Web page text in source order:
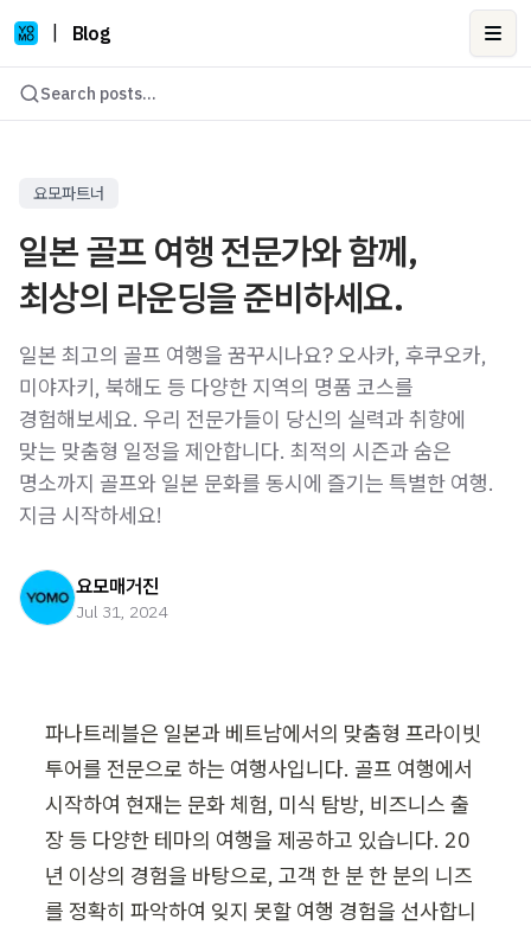
Blog
Search posts...
요모파트너
일본 골프 여행 전문가와 함께,
최상의 라운딩을 준비하세요.
일본 최고의 골프 여행을 꿈꾸시나요? 오사카, 후쿠오카,
미야자키, 북해도 등 다양한 지역의 명품 코스를
경험해보세요. 우리 전문가들이 당신의 실력과 취향에
맞는 맞춤형 일정을 제안합니다. 최적의 시즌과 숨은
명소까지 골프와 일본 문화를 동시에 즐기는 특별한 여행.
지금 시작하세요!
요모매거진
Jul 31, 2024
파나트레블은 일본과 베트남에서의 맞춤형 프라이빗
투어를 전문으로 하는 여행사입니다. 골프 여행에서
시작하여 현재는 문화 체험, 미식 탐방, 비즈니스 출
장 등 다양한 테마의 여행을 제공하고 있습니다. 20
년 이상의 경험을 바탕으로, 고객 한 분 한 분의 니즈
를 정확히 파악하여 잊지 못할 여행 경험을 선사합니